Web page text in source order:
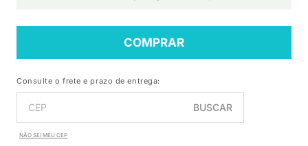
COMPRAR
Consulte o frete e prazo de entrega:
BUSCAR
NÃO SEI MEU CEP